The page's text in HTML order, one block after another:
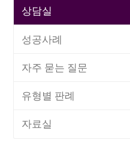
상담실
성공사례
자주 묻는 질문
유형별 판례
자료실